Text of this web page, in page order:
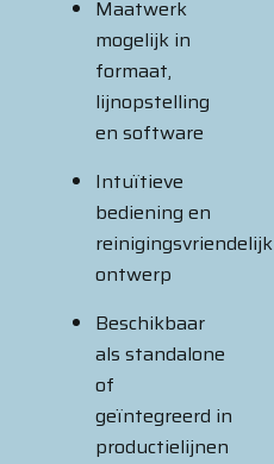
Maatwerk
mogelijk in
formaat,
lijnopstelling
en software
Intuïtieve
bediening en
reinigingsvriendelijk
ontwerp
Beschikbaar
als standalone
of
geïntegreerd in
productielijnen